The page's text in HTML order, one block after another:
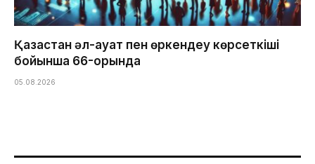
Қазақстан әл-ауқат пен өркендеу көрсеткіші
бойынша 66-орында
05.08.2026